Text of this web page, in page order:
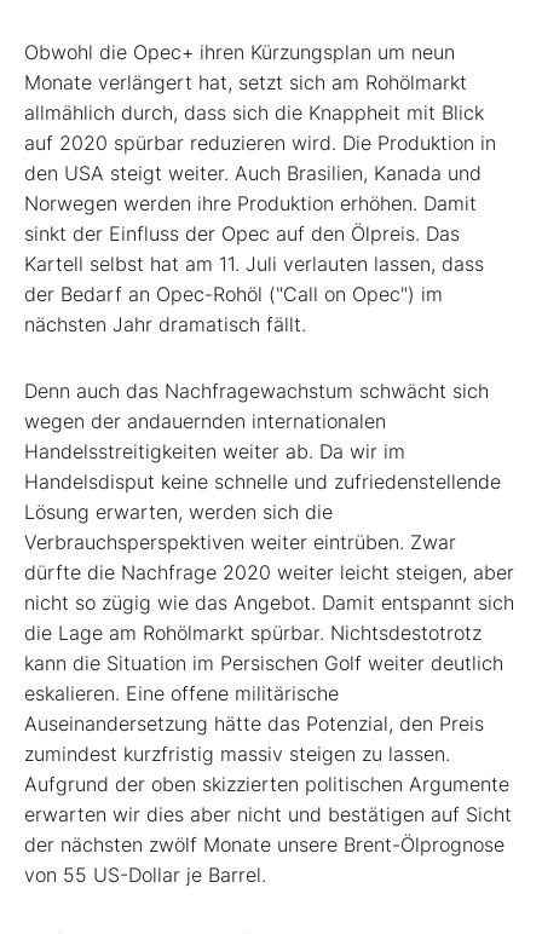
Obwohl die Opec+ ihren Kürzungsplan um neun
Monate verlängert hat, setzt sich am Rohölmarkt
allmählich durch, dass sich die Knappheit mit Blick
auf 2020 spürbar reduzieren wird. Die Produktion in
den USA steigt weiter. Auch Brasilien, Kanada und
Norwegen werden ihre Produktion erhöhen. Damit
sinkt der Einfluss der Opec auf den Ölpreis. Das
Kartell selbst hat am 11. Juli verlauten lassen, dass
der Bedarf an Opec-Rohöl ("Call on Opec") im
nächsten Jahr dramatisch fällt.
Denn auch das Nachfragewachstum schwächt sich
wegen der andauernden internationalen
Handelsstreitigkeiten weiter ab. Da wir im
Handelsdisput keine schnelle und zufriedenstellende
Lösung erwarten, werden sich die
Verbrauchsperspektiven weiter eintrüben. Zwar
dürfte die Nachfrage 2020 weiter leicht steigen, aber
nicht so zügig wie das Angebot. Damit entspannt sich
die Lage am Rohölmarkt spürbar. Nichtsdestotrotz
kann die Situation im Persischen Golf weiter deutlich
eskalieren. Eine offene militärische
Auseinandersetzung hätte das Potenzial, den Preis
zumindest kurzfristig massiv steigen zu lassen.
Aufgrund der oben skizzierten politischen Argumente
erwarten wir dies aber nicht und bestätigen auf Sicht
der nächsten zwölf Monate unsere Brent-Ölprognose
von 55 US-Dollar je Barrel.